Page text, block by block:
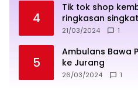
4
Tik tok shop
ringkasan
sukses
21/03/2024 1
5
Ambulans Bawa
ke Jurang
26/03/2024 1